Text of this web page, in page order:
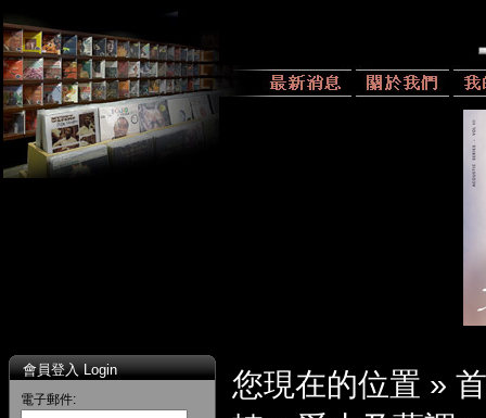
會員登入 Login
電子郵件: 您現在的位置 »